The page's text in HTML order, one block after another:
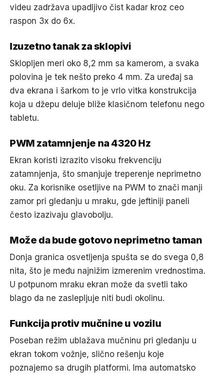
videu zadržava upadljivo čist kadar kroz ceo
raspon 3x do 6x.
Izuzetno tanak za sklopivi
Sklopljen meri oko 8,2 mm sa kamerom, a svaka
polovina je tek nešto preko 4 mm. Za uređaj sa
dva ekrana i šarkom to je vrlo vitka konstrukcija
koja u džepu deluje bliže klasičnom telefonu nego
tabletu.
PWM zatamnjenje na 4320 Hz
Ekran koristi izrazito visoku frekvenciju
zatamnjenja, što smanjuje treperenje neprimetno
oku. Za korisnike osetljive na PWM to znači manji
zamor pri gledanju u mraku, gde jeftiniji paneli
često izazivaju glavobolju.
Može da bude gotovo neprimetno taman
Donja granica osvetljenja spušta se do svega 0,8
nita, što je među najnižim izmerenim vrednostima.
U potpunom mraku ekran može da svetli tako
blago da ne zaslepljuje niti budi okolinu.
Funkcija protiv mučnine u vozilu
Poseban režim ublažava mučninu pri gledanju u
ekran tokom vožnje, slično rešenju koje
poznajemo sa drugih platformi. Ima automatsko